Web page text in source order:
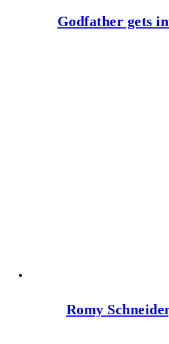
Godfather gets
Romy